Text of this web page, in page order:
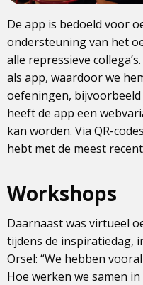
De app is bedoeld voor
ondersteuning van het
alle repressieve
als app, waardoor we
oefeningen,
heeft de app een
kan worden. Via QR-
hebt met de meest
Workshops
Daarnaast was virtueel
tijdens de inspiratiedag,
Orsel: “We hebben
Hoe werken we samen